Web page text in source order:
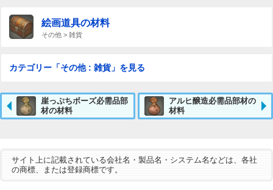
絵画道具の材料
その他 > 雑貨
カテゴリー「その他 : 雑貨」を見る
崖っぷちボーズ必需品部
材の材料
アルヒ醸造必需品部材の
材料
サイト上に記載されている会社名・製品名・システム名などは、各社
の商標、または登録商標です。